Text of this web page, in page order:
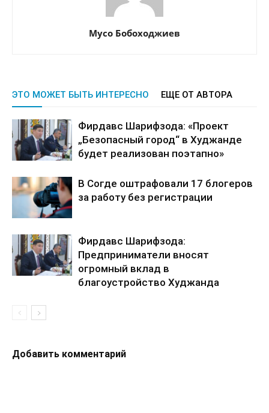
Мусо Бобоходжиев
ЭТО МОЖЕТ БЫТЬ ИНТЕРЕСНО ЕЩЕ ОТ АВТОРА
Фирдавс Шарифзода: «Проект
„Безопасный город“ в Худжанде
будет реализован поэтапно»
В Согде оштрафовали 17 блогеров
за работу без регистрации
Фирдавс Шарифзода:
Предприниматели вносят
огромный вклад в
благоустройство Худжанда
Добавить комментарий